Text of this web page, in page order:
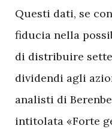
Questi dati, se
fiducia nella
di distribuire
dividendi agli
analisti di
intitolata «Forte